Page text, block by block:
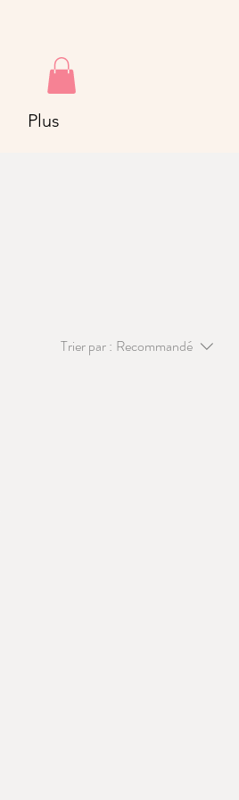
Plus
Trier par : Recommandé